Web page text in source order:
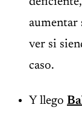
aumentar
ver si
caso.
Y llego